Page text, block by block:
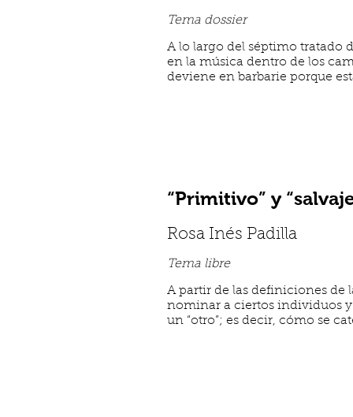
Tema dossier
A lo largo del séptimo tratado
en la música dentro de los
deviene en barbarie porque
“Primitivo” y
Rosa Inés Padilla
Tema libre
A partir de las definiciones de
nominar a ciertos individuos y
un “otro”; es decir, cómo se